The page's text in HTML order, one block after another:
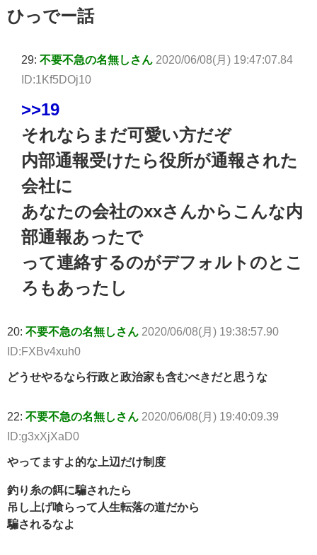
ひっでー話
29: 不要不急の名無しさん 2020/06/08(月) 19:47:07.84
ID:1Kf5DOj10
>>19
それならまだ可愛い方だぞ
内部通報受けたら役所が通報された
会社に
あなたの会社のxxさんからこんな内
部通報あったで
って連絡するのがデフォルトのとこ
ろもあったし
20: 不要不急の名無しさん 2020/06/08(月) 19:38:57.90
ID:FXBv4xuh0
どうせやるなら行政と政治家も含むべきだと思うな
22: 不要不急の名無しさん 2020/06/08(月) 19:40:09.39
ID:g3xXjXaD0
やってますよ的な上辺だけ制度
釣り糸の餌に騙されたら
吊し上げ喰らって人生転落の道だから
騙されるなよ